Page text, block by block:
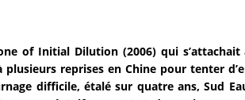
of Initial Dilution (2006) qui
plusieurs reprises en Chine pour tenter
difficile, étalé sur quatre ans, Sud